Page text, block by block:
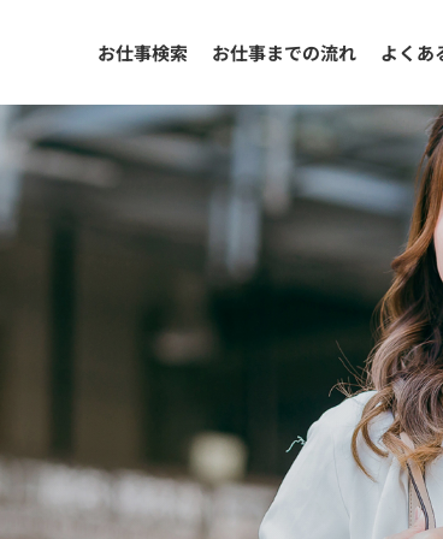
お仕事検索 お仕事までの流れ よくあ